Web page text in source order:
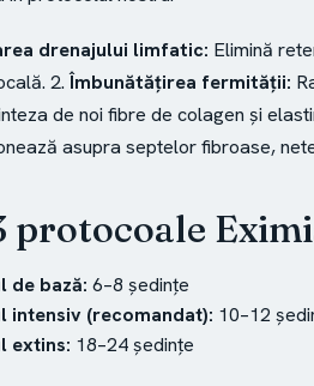
drenajului limfatic: Elimină
2.Îmbunătățirea fermității:
de noi fibre de colagen și
asupra septelor fibroase,
protocoale
de bază: 6–8 ședințe
intensiv (recomandat): 10–12
extins: 18–24 ședințe